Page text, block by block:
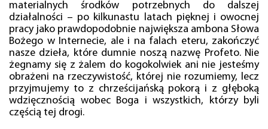
materialnych środków potrzebnych do dalszej
działalności – po kilkunastu latach pięknej i owocnej
pracy jako prawdopodobnie największa ambona Słowa
Bożego w Internecie, ale i na falach eteru, zakończyć
nasze dzieła, które dumnie noszą nazwę Profeto. Nie
żegnamy się z żalem do kogokolwiek ani nie jesteśmy
obrażeni na rzeczywistość, której nie rozumiemy, lecz
przyjmujemy to z chrześcijańską pokorą i z głęboką
wdzięcznością wobec Boga i wszystkich, którzy byli
częścią tej drogi.